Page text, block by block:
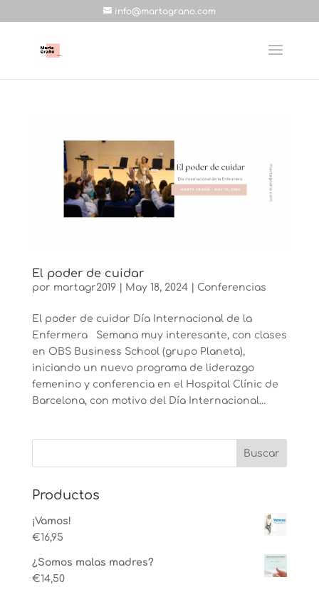
info@martagrano.com
El poder de cuidar
por martagr2019| May 18, 2024| Conferencias
El poder de cuidar Día Internacional de la
Enfermera Semana muy interesante, con clases
en OBS Business School (grupo Planeta),
iniciando un nuevo programa de liderazgo
femenino y conferencia en el Hospital Clínic de
Barcelona, con motivo del Día Internacional...
Productos
¡Vamos!
€16,95
¿Somos malas madres?
€14,50